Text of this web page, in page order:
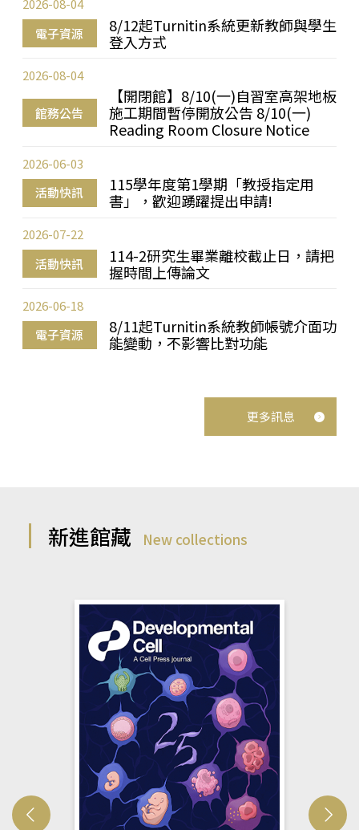
電子資源
8/12起Turnitin系統更新教師與學生
登入方式
2026-08-04
館務公告
【開閉館】8/10(一)自習室高架地板
施工期間暫停開放公告 8/10(一)
Reading Room Closure Notice
2026-08-04
活動快訊
115學年度第1學期「教授指定用
書」，歡迎踴躍提出申請!
2026-06-03
活動快訊
114-2研究生畢業離校截止日，請把
握時間上傳論文
2026-07-22
電子資源
8/11起Turnitin系統教師帳號介面功
能變動，不影響比對功能
2026-06-18
更多訊息
新進館藏 New collections